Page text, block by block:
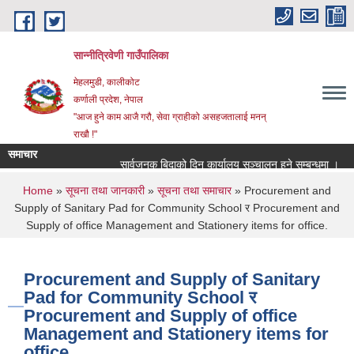
Skip to main content
सान्नीत्रिवेणी गाउँपालिका
मेहलमुडी, कालीकोट
कर्णाली प्रदेश, नेपाल
"आज हुने काम आजै गरौ, सेवा ग्राहीको असहजतालाई मनन्
राखौ !"
समाचार
सार्वजनुक बिदाको दिन कार्यालय सञ्चालन हुने सम्बन्धमा ।
You are here
Home » सूचना तथा जानकारी» सूचना तथा समाचार» Procurement and
Supply of Sanitary Pad for Community School र Procurement and
Supply of office Management and Stationery items for office.
Procurement and Supply of Sanitary
Pad for Community School र
Procurement and Supply of office
Management and Stationery items for